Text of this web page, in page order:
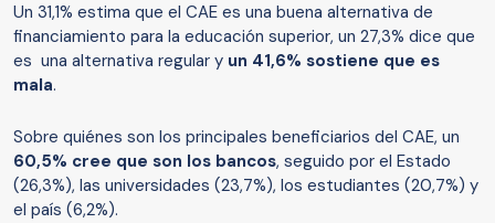
Un 31,1% estima que el CAE es una buena alternativa de
financiamiento para la educación superior, un 27,3% dice que
es una alternativa regular y un 41,6% sostiene que es
mala.
Sobre quiénes son los principales beneficiarios del CAE, un
60,5% cree que son los bancos, seguido por el Estado
(26,3%), las universidades (23,7%), los estudiantes (20,7%) y
el país (6,2%).